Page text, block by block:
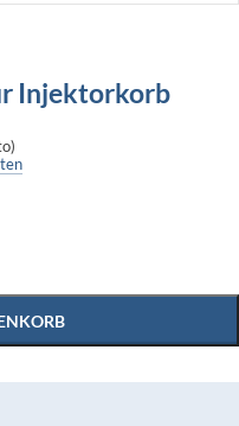
Injektorkorb